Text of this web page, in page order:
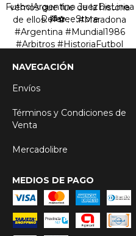
NAVEGACIÓN
Envíos
Términos y Condiciones de
Venta
Mercadolibre
MEDIOS DE PAGO